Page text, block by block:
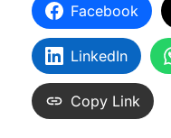
Facebook
LinkedIn
Copy Link